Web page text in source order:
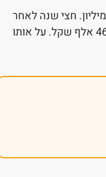
בראשון לציון, זוג בשנות ה-40 בנה בית של 280 מ"ר. חתמו עם חברת בנייה בינונית ב-2.65 מיליון. חצי שנה לאחר
מכן, שכן שלהם פתח מכרז על בית דומה. קיבל 5 הצעות. הזוכה: 2.19 מיליון. הפרש של 460 אלף שקל. על אותו